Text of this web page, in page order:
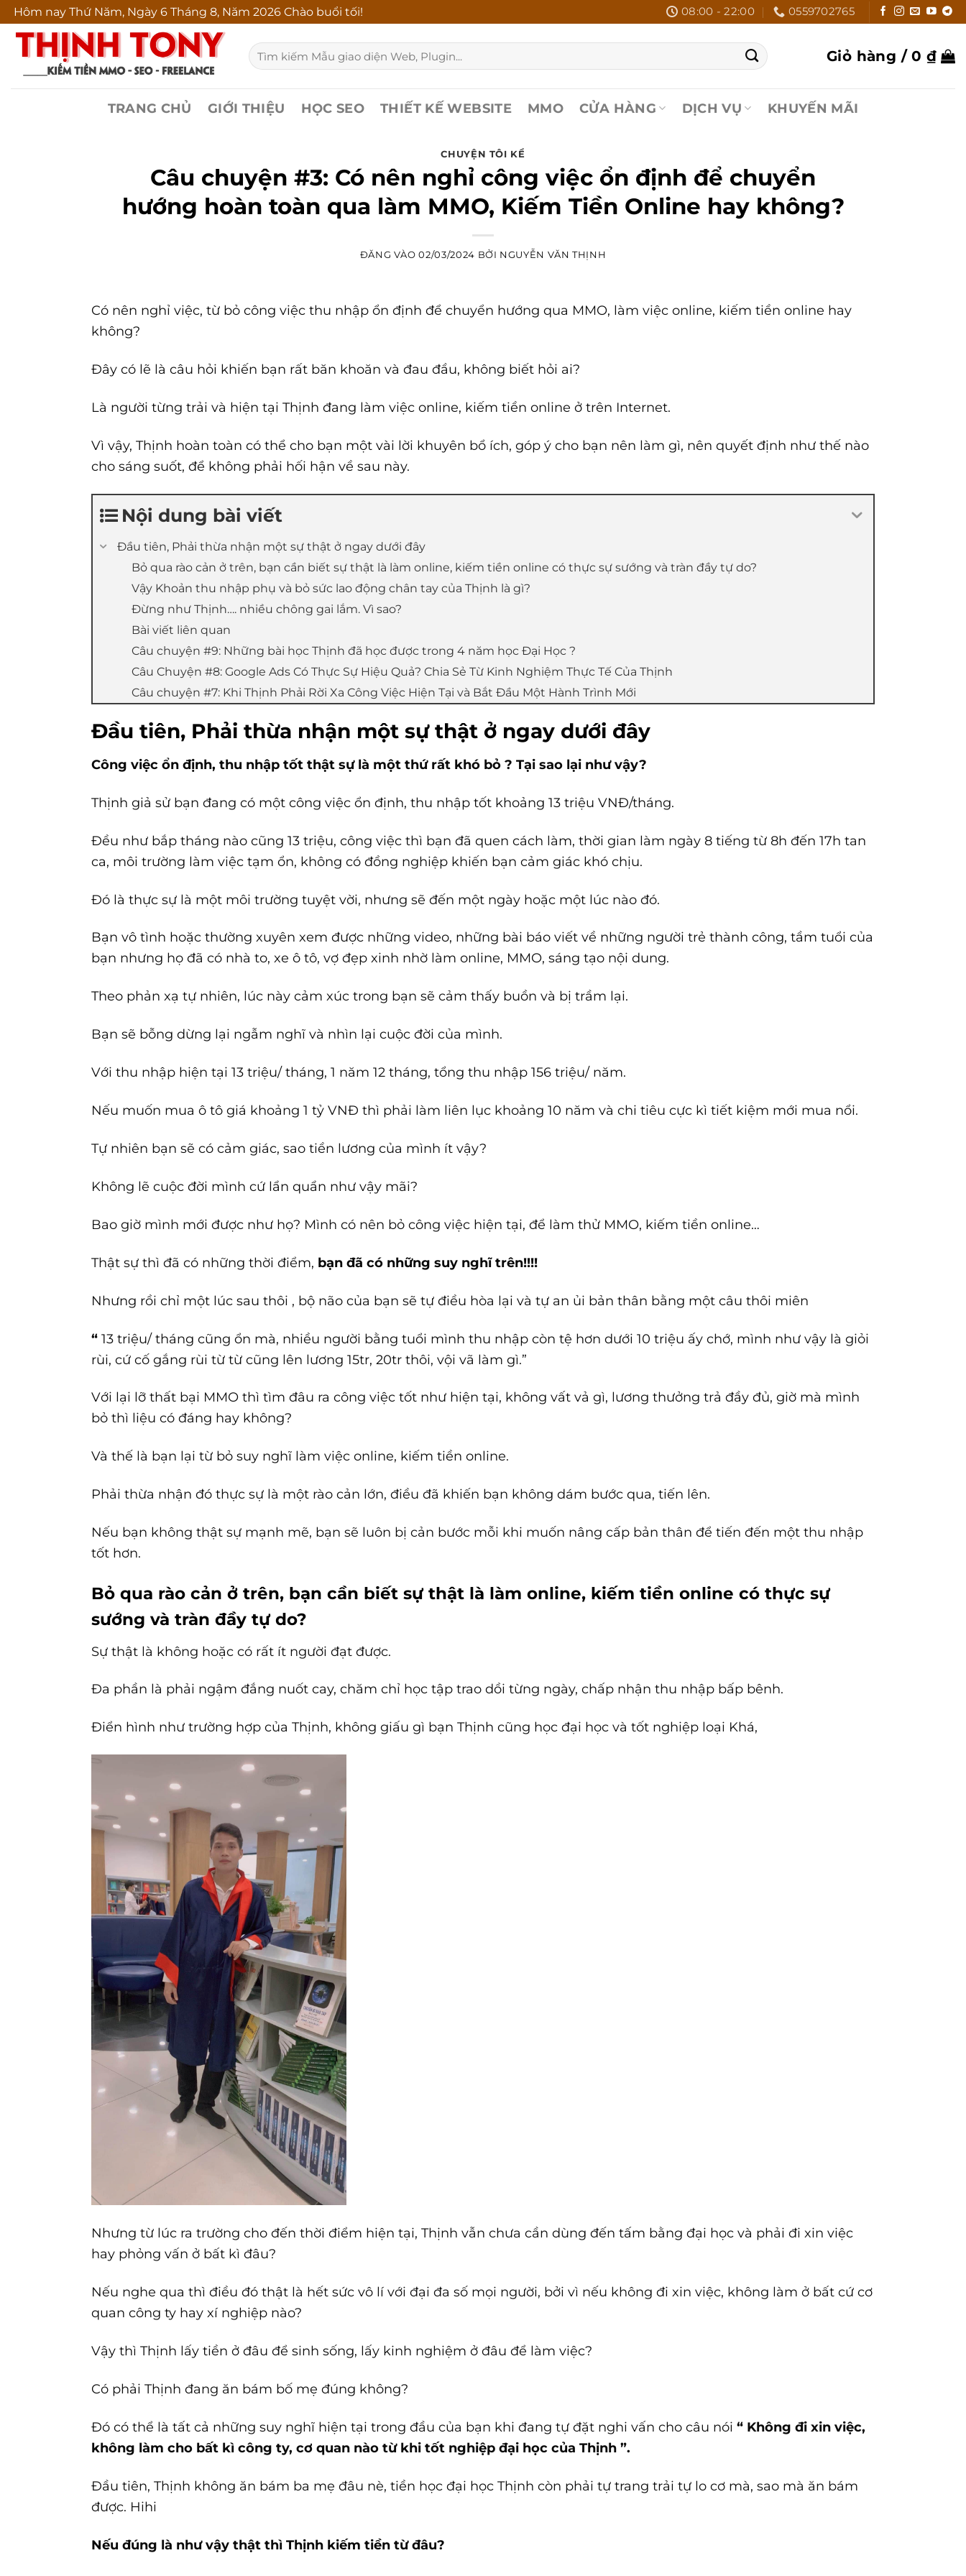
Bỏ
qua
dung
Hôm nay Thứ Năm, Ngày 6 Tháng 8, Năm 2026 Chào buổi tối! 08:00 - 22:00 0559702765
Tìm
kiếm:
Giỏ hàng /0₫
TRANG CHỦ GIỚI THIỆU HỌC SEO THIẾT KẾ WEBSITE MMO CỬA HÀNG DỊCH VỤ KHUYẾN MÃI
CHUYỆN TÔI KỂ
Câu chuyện #3: Có nên nghỉ công việc ổn định để chuyển
hướng hoàn toàn qua làm MMO, Kiếm Tiền Online hay không?
ĐĂNG VÀO02/03/2024 BỞI NGUYỄN VĂN THỊNH
Có nên nghỉ việc, từ bỏ công việc thu nhập ổn định để chuyển hướng qua MMO, làm việc online, kiếm tiền online hay
không?
Đây có lẽ là câu hỏi khiến bạn rất băn khoăn và đau đầu, không biết hỏi ai?
Là người từng trải và hiện tại Thịnh đang làm việc online, kiếm tiền online ở trên Internet.
Vì vậy, Thịnh hoàn toàn có thể cho bạn một vài lời khuyên bổ ích, góp ý cho bạn nên làm gì, nên quyết định như thế nào
cho sáng suốt, để không phải hối hận về sau này.
Nội dung bài viết
Đầu tiên, Phải thừa nhận một sự thật ở ngay dưới đây
Bỏ qua rào cản ở trên, bạn cần biết sự thật là làm online, kiếm tiền online có thực sự sướng và tràn đầy tự do?
Vậy Khoản thu nhập phụ và bỏ sức lao động chân tay của Thịnh là gì?
Đừng như Thịnh…. nhiều chông gai lắm. Vì sao?
Bài viết liên quan
Câu chuyện #9: Những bài học Thịnh đã học được trong 4 năm học Đại Học ?
Câu Chuyện #8: Google Ads Có Thực Sự Hiệu Quả? Chia Sẻ Từ Kinh Nghiệm Thực Tế Của Thịnh
Câu chuyện #7: Khi Thịnh Phải Rời Xa Công Việc Hiện Tại và Bắt Đầu Một Hành Trình Mới
Đầu tiên, Phải thừa nhận một sự thật ở ngay dưới đây
Công việc ổn định, thu nhập tốt thật sự là một thứ rất khó bỏ ? Tại sao lại như vậy?
Thịnh giả sử bạn đang có một công việc ổn định, thu nhập tốt khoảng 13 triệu VNĐ/tháng.
Đều như bắp tháng nào cũng 13 triệu, công việc thì bạn đã quen cách làm, thời gian làm ngày 8 tiếng từ 8h đến 17h tan
ca, môi trường làm việc tạm ổn, không có đồng nghiệp khiến bạn cảm giác khó chịu.
Đó là thực sự là một môi trường tuyệt vời, nhưng sẽ đến một ngày hoặc một lúc nào đó.
Bạn vô tình hoặc thường xuyên xem được những video, những bài báo viết về những người trẻ thành công, tầm tuổi của
bạn nhưng họ đã có nhà to, xe ô tô, vợ đẹp xinh nhờ làm online, MMO, sáng tạo nội dung.
Theo phản xạ tự nhiên, lúc này cảm xúc trong bạn sẽ cảm thấy buồn và bị trầm lại.
Bạn sẽ bỗng dừng lại ngẫm nghĩ và nhìn lại cuộc đời của mình.
Với thu nhập hiện tại 13 triệu/ tháng, 1 năm 12 tháng, tổng thu nhập 156 triệu/ năm.
Nếu muốn mua ô tô giá khoảng 1 tỷ VNĐ thì phải làm liên lục khoảng 10 năm và chi tiêu cực kì tiết kiệm mới mua nổi.
Tự nhiên bạn sẽ có cảm giác, sao tiền lương của mình ít vậy?
Không lẽ cuộc đời mình cứ lẩn quẩn như vậy mãi?
Bao giờ mình mới được như họ? Mình có nên bỏ công việc hiện tại, để làm thử MMO, kiếm tiền online…
Thật sự thì đã có những thời điểm, bạn đã có những suy nghĩ trên!!!!
Nhưng rồi chỉ một lúc sau thôi , bộ não của bạn sẽ tự điều hòa lại và tự an ủi bản thân bằng một câu thôi miên
“ 13 triệu/ tháng cũng ổn mà, nhiều người bằng tuổi mình thu nhập còn tệ hơn dưới 10 triệu ấy chớ, mình như vậy là giỏi
rùi, cứ cố gắng rùi từ từ cũng lên lương 15tr, 20tr thôi, vội vã làm gì.”
Với lại lỡ thất bại MMO thì tìm đâu ra công việc tốt như hiện tại, không vất vả gì, lương thưởng trả đầy đủ, giờ mà mình
bỏ thì liệu có đáng hay không?
Và thế là bạn lại từ bỏ suy nghĩ làm việc online, kiếm tiền online.
Phải thừa nhận đó thực sự là một rào cản lớn, điều đã khiến bạn không dám bước qua, tiến lên.
Nếu bạn không thật sự mạnh mẽ, bạn sẽ luôn bị cản bước mỗi khi muốn nâng cấp bản thân để tiến đến một thu nhập
tốt hơn.
Bỏ qua rào cản ở trên, bạn cần biết sự thật là làm online, kiếm tiền online có thực sự
sướng và tràn đầy tự do?
Sự thật là không hoặc có rất ít người đạt được.
Đa phần là phải ngậm đắng nuốt cay, chăm chỉ học tập trao dồi từng ngày, chấp nhận thu nhập bấp bênh.
Điển hình như trường hợp của Thịnh, không giấu gì bạn Thịnh cũng học đại học và tốt nghiệp loại Khá,
Nhưng từ lúc ra trường cho đến thời điểm hiện tại, Thịnh vẫn chưa cần dùng đến tấm bằng đại học và phải đi xin việc
hay phỏng vấn ở bất kì đâu?
Nếu nghe qua thì điều đó thật là hết sức vô lí với đại đa số mọi người, bởi vì nếu không đi xin việc, không làm ở bất cứ cơ
quan công ty hay xí nghiệp nào?
Vậy thì Thịnh lấy tiền ở đâu để sinh sống, lấy kinh nghiệm ở đâu để làm việc?
Có phải Thịnh đang ăn bám bố mẹ đúng không?
Đó có thể là tất cả những suy nghĩ hiện tại trong đầu của bạn khi đang tự đặt nghi vấn cho câu nói “ Không đi xin việc,
không làm cho bất kì công ty, cơ quan nào từ khi tốt nghiệp đại học của Thịnh ”.
Đầu tiên, Thịnh không ăn bám ba mẹ đâu nè, tiền học đại học Thịnh còn phải tự trang trải tự lo cơ mà, sao mà ăn bám
được. Hihi
Nếu đúng là như vậy thật thì Thịnh kiếm tiền từ đâu?